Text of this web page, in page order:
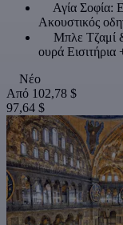
Αγία Σοφία:
Ακουστικός
Μπλε Τζαμί
ουρά
Νέο
Από 102,78 $
97,64 $